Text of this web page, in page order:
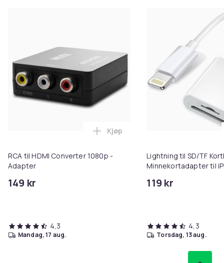
RCA til HDMI Converter 1080p -
Adapter
149 kr
Legg RCA til HDMI Converter
Kjøp
4,3
mandag, 17 aug.
Lightning til SD/TF
Minnekortadapter til
119 kr
4,3
torsdag, 13 aug.